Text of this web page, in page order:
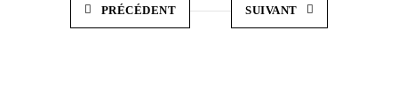
PRÉCÉDENT SUIVANT